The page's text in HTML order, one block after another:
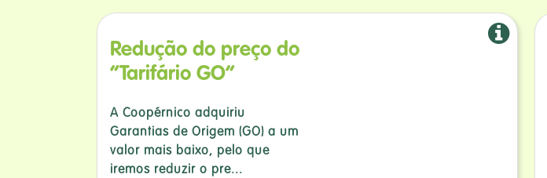
Redução do preço do
“Tarifário GO”
A Coopérnico adquiriu
Garantias de Origem (GO) a um
valor mais baixo, pelo que
iremos reduzir o pre...